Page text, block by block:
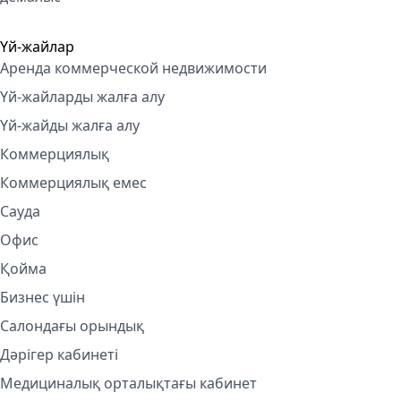
Үй-жайлар
Аренда коммерческой недвижимости
Үй-жайларды жалға алу
Үй-жайды жалға алу
Коммерциялық
Коммерциялық емес
Сауда
Офис
Қойма
Бизнес үшін
Салондағы орындық
Дәрігер кабинеті
Медициналық орталықтағы кабинет